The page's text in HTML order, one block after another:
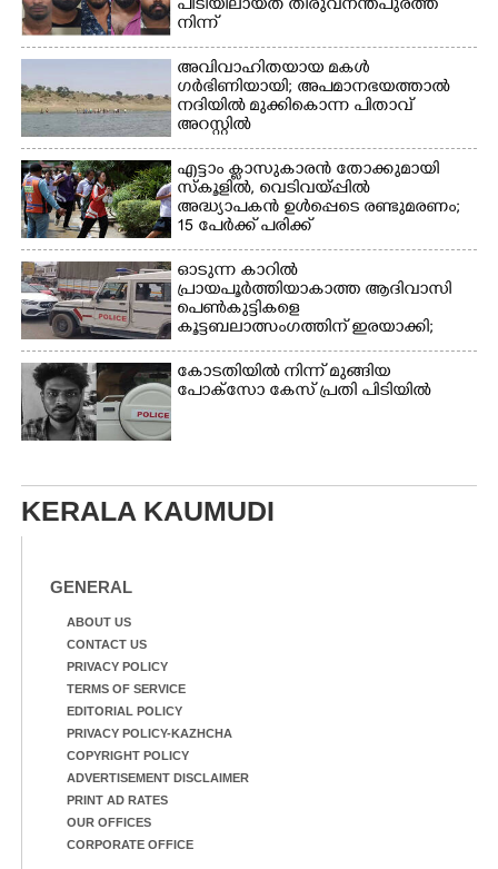
നായകൾ.
പിടിയിലായത് തിരുവനന്തപുരത്ത്
നിന്ന്
അവിവാഹിതയായ മകൾ
ഗർഭിണിയായി; അപമാനഭയത്താൽ
നദിയിൽ മുക്കികൊന്ന പിതാവ്
അറസ്റ്റിൽ
എട്ടാം ക്ളാസുകാരൻ തോക്കുമായി
സ്കൂളിൽ, വെടിവയ്പ്പിൽ
അദ്ധ്യാപകൻ ഉൾപ്പെടെ രണ്ടുമരണം;
15 പേർക്ക് പരിക്ക്
ഓടുന്ന കാറിൽ
പ്രായപൂർത്തിയാകാത്ത ആദിവാസി
പെൺകുട്ടികളെ
കൂട്ടബലാത്സംഗത്തിന് ഇരയാക്കി;
മൂന്ന് പേർ പിടിയിൽ
കോടതിയിൽ നിന്ന് മുങ്ങിയ
പോക്സോ കേസ് പ്രതി പിടിയിൽ
KERALA KAUMUDI
GENERAL
ABOUT US
CONTACT US
PRIVACY POLICY
TERMS OF SERVICE
EDITORIAL POLICY
PRIVACY POLICY-KAZHCHA
COPYRIGHT POLICY
ADVERTISEMENT DISCLAIMER
PRINT AD RATES
OUR OFFICES
CORPORATE OFFICE